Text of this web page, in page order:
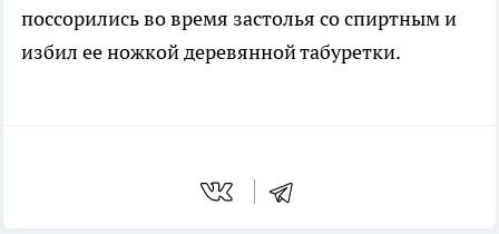
поссорились во время застолья со спиртным и
избил ее ножкой деревянной табуретки.